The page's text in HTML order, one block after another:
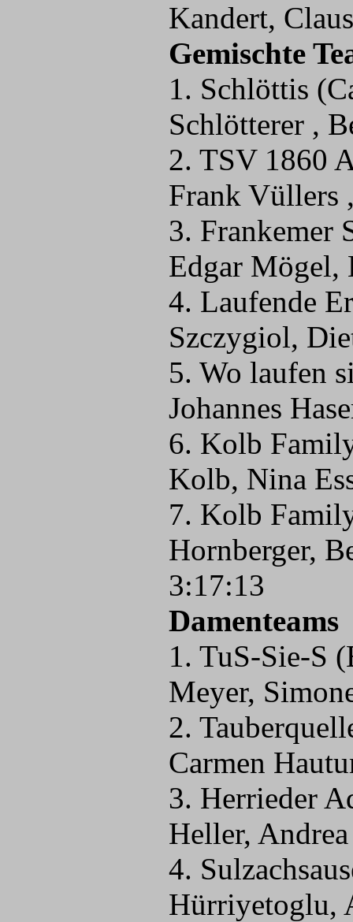
Kandert,
Gemischte
1. Schlöttis
Schlötterer ,
2. TSV 1860
Frank Vüllers
3. Frankemer
Edgar Mögel,
4. Laufende
Szczygiol,
5. Wo laufen
Johannes
6. Kolb
Kolb, Nina
7. Kolb
Hornberger,
3:17:13
Damenteams
1. TuS-Sie-S
Meyer,
2.
Carmen
3. Herrieder
Heller,
4.
Hürriyetoglu,